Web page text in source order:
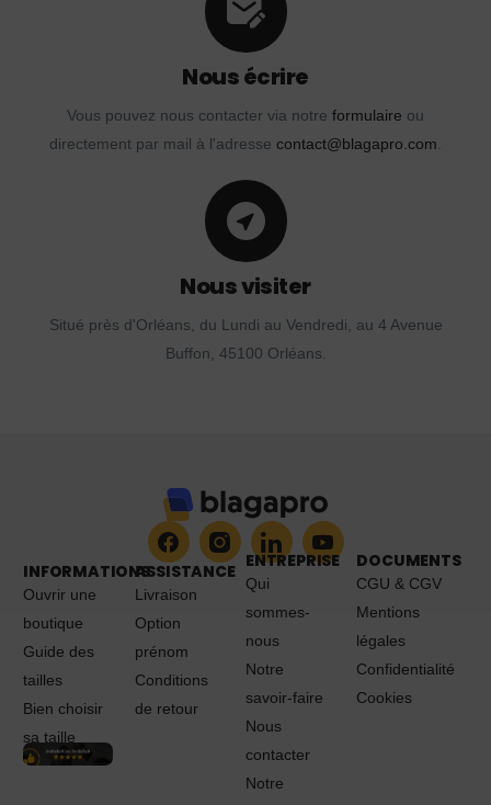
Nous écrire
Vous pouvez nous contacter via notre formulaire ou
directement par mail à l'adresse contact@blagapro.com.
Nous visiter
Situé près d'Orléans, du Lundi au Vendredi, au 4 Avenue
Buffon, 45100 Orléans.
INFORMATIONS
Ouvrir une
boutique
Guide des
tailles
Bien choisir
sa taille
ASSISTANCE
Livraison
Option
prénom
Conditions
de retour
ENTREPRISE
Qui
sommes-
nous
Notre
savoir-faire
Nous
contacter
Notre
DOCUMENTS
CGU & CGV
Mentions
légales
Confidentialité
Cookies